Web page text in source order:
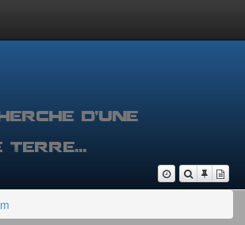
d'une
Nous sommes
Voir les
Voir les
Voir